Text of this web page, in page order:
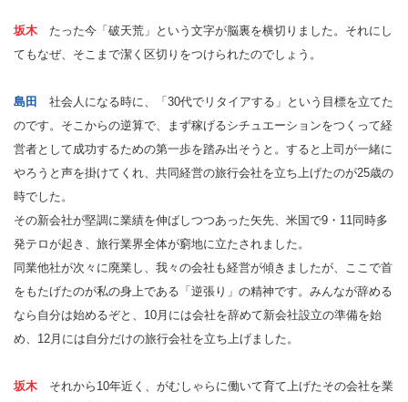
坂木 たった今「破天荒」という文字が脳裏を横切りました。それにし
てもなぜ、そこまで潔く区切りをつけられたのでしょう。
島田
社会人になる時に、「30代でリタイアする」という目標を立てた
のです。そこからの逆算で、まず稼げるシチュエーションをつくって経
営者として成功するための第一歩を踏み出そうと。すると上司が一緒に
やろうと声を掛けてくれ、共同経営の旅行会社を立ち上げたのが25歳の
時でした。
その新会社が堅調に業績を伸ばしつつあった矢先、米国で9・11同時多
発テロが起き、旅行業界全体が窮地に立たされました。
同業他社が次々に廃業し、我々の会社も経営が傾きましたが、ここで首
をもたげたのが私の身上である「逆張り」の精神です。みんなが辞める
なら自分は始めるぞと、10月には会社を辞めて新会社設立の準備を始
め、12月には自分だけの旅行会社を立ち上げました。
坂木 それから10年近く、がむしゃらに働いて育て上げたその会社を業